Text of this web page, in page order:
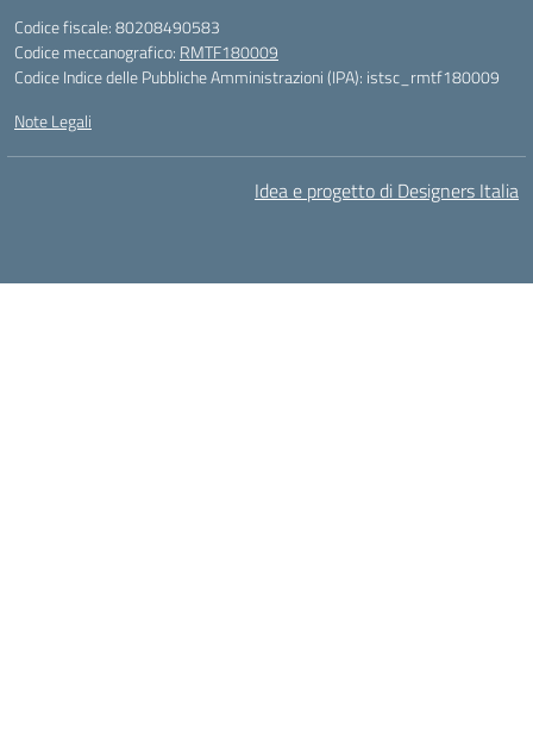
Codice fiscale: 80208490583
Codice meccanografico: RMTF180009
Codice Indice delle Pubbliche Amministrazioni (IPA): istsc_rmtf180009
Note Legali
Idea e progetto di Designers Italia